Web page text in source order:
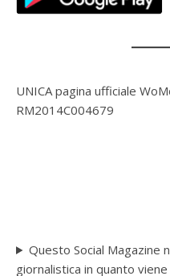
UNICA pagina ufficiale
RM2014C004679
Questo Social Magazine
giornalistica in quanto